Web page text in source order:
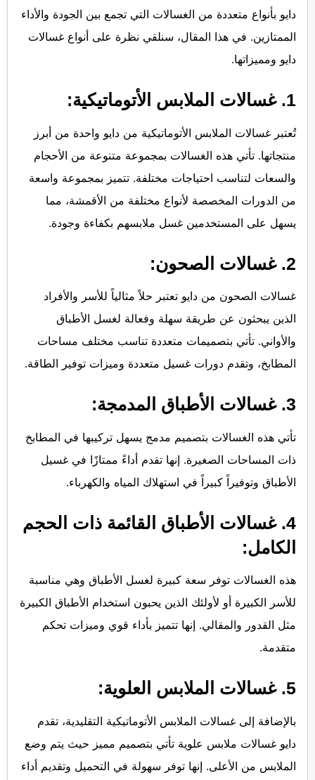
دايو بأنواع متعددة من الغسالات التي تجمع بين الجودة والأداء
الممتازين. في هذا المقال، سنلقي نظرة على أنواع غسالات
دايو ومميزاتها.
1. غسالات الملابس الأتوماتيكية:
تُعتبر غسالات الملابس الأتوماتيكية من دايو واحدة من أبرز
منتجاتها. تأتي هذه الغسالات بمجموعة متنوعة من الأحجام
والسعات لتناسب احتياجات مختلفة. تتميز بمجموعة واسعة
من الدورات المخصصة لأنواع مختلفة من الأقمشة، مما
يسهل على المستخدمين غسل ملابسهم بكفاءة وجودة.
2. غسالات الصحون:
غسالات الصحون من دايو تعتبر حلاً مثالياً للأسر والأفراد
الذين يبحثون عن طريقة سهلة وفعالة لغسل الأطباق
والأواني. تأتي بتصميمات متعددة تناسب مختلف مساحات
المطابخ، وتقدم دورات غسيل متعددة وميزات توفير الطاقة.
3. غسالات الأطباق المدمجة:
تأتي هذه الغسالات بتصميم مدمج يسهل تركيبها في المطابخ
ذات المساحات الصغيرة. إنها تقدم أداءً ممتازًا في غسيل
الأطباق وتوفيراً كبيراً في استهلاك المياه والكهرباء.
4. غسالات الأطباق القائمة ذات الحجم
الكامل:
هذه الغسالات توفر سعة كبيرة لغسل الأطباق وهي مناسبة
للأسر الكبيرة أو لأولئك الذين يحبون استخدام الأطباق الكبيرة
مثل القدور والمقالي. إنها تتميز بأداء قوي وميزات تحكم
متقدمة.
5. غسالات الملابس العلوية:
بالإضافة إلى غسالات الملابس الأتوماتيكية التقليدية، تقدم
دايو غسالات ملابس علوية تأتي بتصميم مميز حيث يتم وضع
الملابس من الأعلى. إنها توفر سهولة في التحميل وتقديم أداء